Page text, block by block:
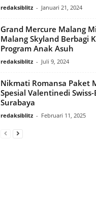
redaksiblitz - Januari 21, 2024
Grand Mercure Malang
Malang Skyland Berbagi
Program Anak Asuh
redaksiblitz - Juli 9, 2024
Nikmati Romansa Paket
Spesial Valentinedi
Surabaya
redaksiblitz - Februari 11, 2025